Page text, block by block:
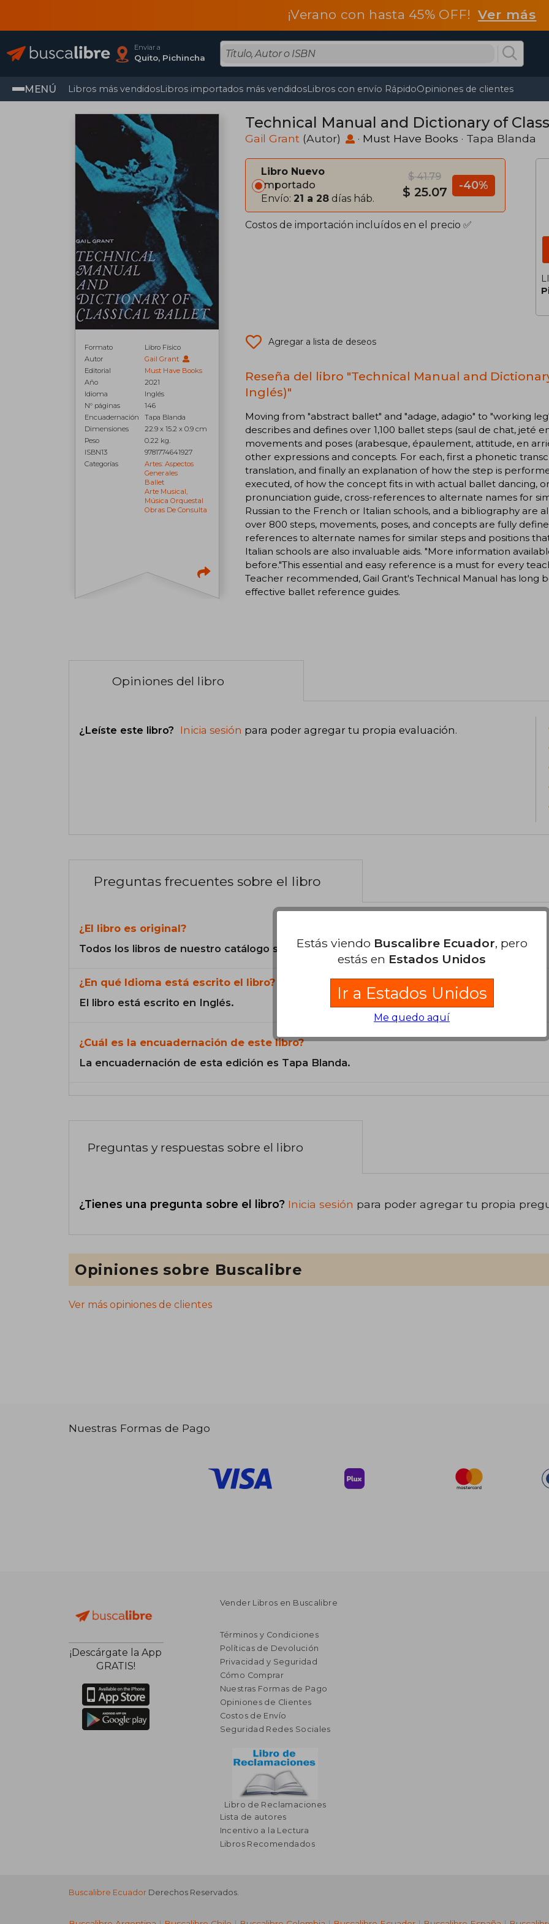
¡Verano con hasta 45% OFF!Ver más
Enviar a
Quito, Pichincha
MENÚ Libros más vendidosLibros importados más vendidosLibros con envío RápidoOpiniones de clientes
Formato
Libro Físico
Autor
Gail Grant
Editorial
Must Have Books
Año
2021
Idioma
Inglés
N° páginas
146
Encuadernación
Tapa Blanda
Dimensiones
22.9 x 15.2 x 0.9 cm
Peso
0.22 kg.
ISBN13
9781774641927
Categorías
Artes: Aspectos
Generales
Ballet
Arte Musical,
Música Orquestal
Obras De Consulta
Technical Manual and Dictionary of
Gail Grant (Autor) · Must Have Books · Tapa Blanda
Libro Nuevo
Importado
Envío: 21 a 28 días háb.
$ 41.79
$ 25.07 -40%
Costos de importación incluídos en el precio ✅
Agregar a lista de deseos
Reseña del libro "Technical Manual and
Inglés)"
Moving from "abstract ballet" and "adage, adagio" to "working
describes and defines over 1,100 ballet steps (saul de chat, jeté
movements and poses (arabesque, épaulement, attitude, en
other expressions and concepts. For each, first a phonetic
translation, and finally an explanation of how the step is
executed, of how the concept fits in with actual ballet dancing,
pronunciation guide, cross-references to alternate names for
Russian to the French or Italian schools, and a bibliography are
over 800 steps, movements, poses, and concepts are fully
references to alternate names for similar steps and positions
Italian schools are also invaluable aids. "More information
before."This essential and easy reference is a must for every
Teacher recommended, Gail Grant's Technical Manual has
effective ballet reference guides.
Opiniones del libro
¿Leíste este libro? Inicia sesión para poder agregar tu propia evaluación.
Preguntas frecuentes sobre el libro
¿El libro es original?
Todos los libros de nuestro catálogo son Originales.
¿En qué Idioma está escrito el libro?
El libro está escrito en Inglés.
¿Cuál es la encuadernación de este libro?
La encuadernación de esta edición es Tapa Blanda.
Preguntas y respuestas sobre el libro
¿Tienes una pregunta sobre el libro? Inicia sesión para poder agregar tu propia
Opiniones sobre Buscalibre
Ver más opiniones de clientes
Nuestras Formas de Pago
¡Descárgate la App
GRATIS!
Vender Libros en Buscalibre
Términos y Condiciones
Políticas de Devolución
Privacidad y Seguridad
Cómo Comprar
Nuestras Formas de Pago
Opiniones de Clientes
Costos de Envío
Seguridad Redes Sociales
Libro de Reclamaciones
Lista de autores
Incentivo a la Lectura
Libros Recomendados
Buscalibre Ecuador Derechos Reservados.
Estás viendo Buscalibre Ecuador, pero
estás en Estados Unidos
Ir a Estados Unidos
Me quedo aquí